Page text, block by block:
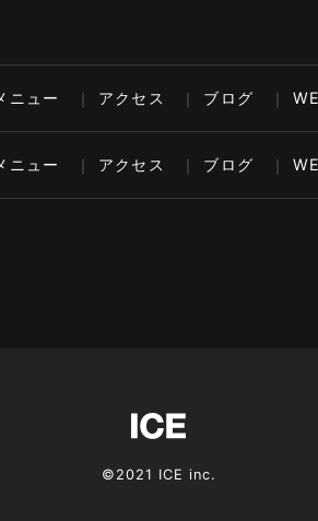
ニュー アクセス ブログ
ニュー アクセス ブログ
©2021 ICE inc.